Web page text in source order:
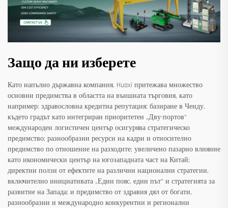
Защо да ни изберете
Като напълно държавна компания, Huaxi притежава множество
основни предимства в областта на външната търговия, като
например: здравословна кредитна репутация; базиране в Ченду,
където градът като интегриран приоритетен „Дву-портов“
международен логистичен център осигурява стратегическо
предимство; разнообразни ресурси на кадри и относително
предимство по отношение на разходите; увеличено пазарно влияние
като икономически център на югозападната част на Китай;
директни ползи от ефектите на различни национални стратегии,
включително инициативата „Един пояс, един път“ и стратегията за
развитие на Запада; и предимство от здравия дял от богати,
разнообразни и международно конкурентни и регионални